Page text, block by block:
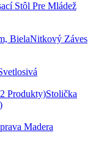
Stôl Pre Mládež
Nitkový Záves
Stolička
Madera